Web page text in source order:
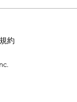
🧍🏻①
約